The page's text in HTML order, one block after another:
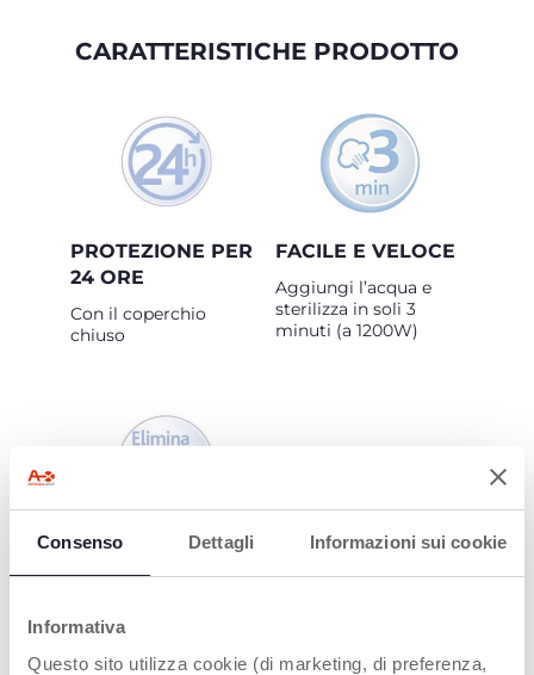
Consenso Dettagli Informazioni sui cookie
Informativa
Questo sito utilizza cookie (di marketing, di preferenza,
CARATTERISTICHE PRODOTTO
PROTEZIONE PER
24 ORE
Con il coperchio
chiuso
FACILE E VELOCE
Aggiungi l’acqua e
sterilizza in soli 3
minuti (a 1200W)
IGIENE
GARANTITA
dei germi domestici
dannosi